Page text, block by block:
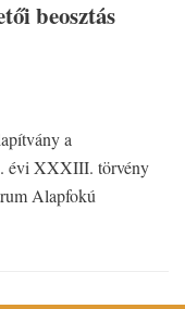
beosztás
a
évi XXXIII. törvény
Alapfokú